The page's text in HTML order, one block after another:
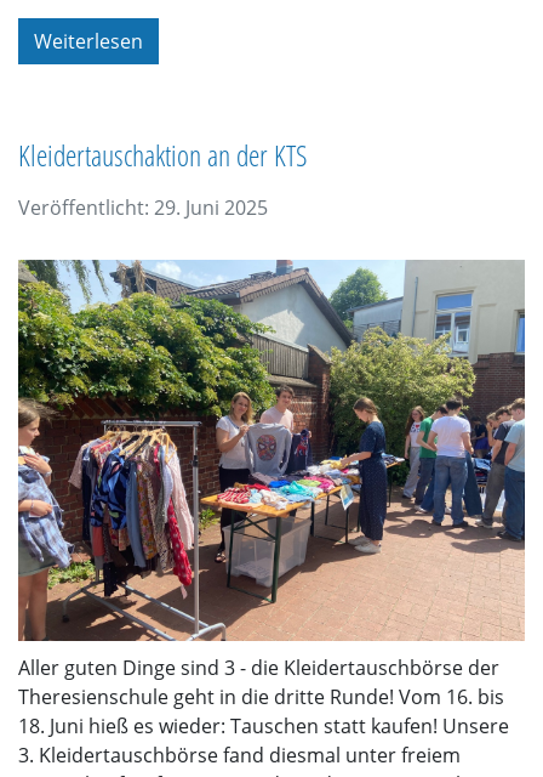
Weiterlesen
Kleidertauschaktion an der KTS
Veröffentlicht: 29. Juni 2025
Aller guten Dinge sind 3 - die Kleidertauschbörse der
Theresienschule geht in die dritte Runde! Vom 16. bis
18. Juni hieß es wieder: Tauschen statt kaufen! Unsere
3. Kleidertauschbörse fand diesmal unter freiem